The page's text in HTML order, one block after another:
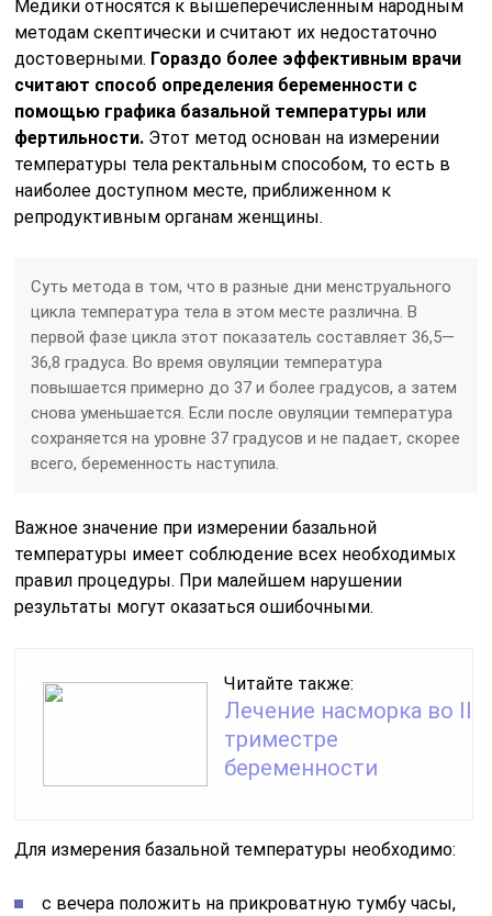
Медики относятся к вышеперечисленным народным
методам скептически и считают их недостаточно
достоверными. Гораздо более эффективным врачи
считают способ определения беременности с
помощью графика базальной температуры или
фертильности. Этот метод основан на измерении
температуры тела ректальным способом, то есть в
наиболее доступном месте, приближенном к
репродуктивным органам женщины.
Суть метода в том, что в разные дни менструального
цикла температура тела в этом месте различна. В
первой фазе цикла этот показатель составляет 36,5—
36,8 градуса. Во время овуляции температура
повышается примерно до 37 и более градусов, а затем
снова уменьшается. Если после овуляции температура
сохраняется на уровне 37 градусов и не падает, скорее
всего, беременность наступила.
Важное значение при измерении базальной
температуры имеет соблюдение всех необходимых
правил процедуры. При малейшем нарушении
результаты могут оказаться ошибочными.
Читайте также:
Лечение насморка во II
триместре
беременности
Для измерения базальной температуры необходимо:
с вечера положить на прикроватную тумбу часы,